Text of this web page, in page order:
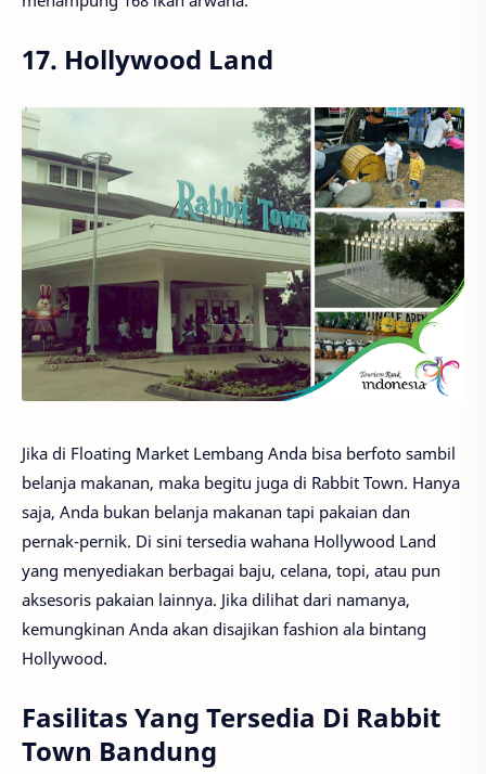
17. Hollywood Land
Jika di Floating Market Lembang Anda bisa berfoto sambil
belanja makanan, maka begitu juga di Rabbit Town. Hanya
saja, Anda bukan belanja makanan tapi pakaian dan
pernak-pernik. Di sini tersedia wahana Hollywood Land
yang menyediakan berbagai baju, celana, topi, atau pun
aksesoris pakaian lainnya. Jika dilihat dari namanya,
kemungkinan Anda akan disajikan fashion ala bintang
Hollywood.
Fasilitas Yang Tersedia Di Rabbit
Town Bandung